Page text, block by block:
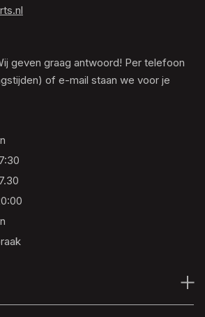
geven graag antwoord! Per telefoon
of e-mail staan we voor je